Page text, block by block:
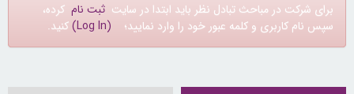
برای شرکت در مباحث تبادل نظر باید ابتدا در سایت ثبت نام کرده،
سپس نام کاربری و کلمه عبور خود را وارد نمایید؛ (Log In) کنید.